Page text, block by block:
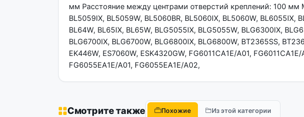
мм Расстояние между центрами отверстий креплений: 100 мм
BL5059IX, BL5059W, BL5060BR, BL5060IX, BL5060W, BL6055IX,
BL64W, BL65IX, BL65W, BLG5055IX, BLG5055W, BLG6300IX,
BLG6700IX, BLG6700W, BLG6800IX, BLG6800W, BT2365SS,
EK446W, ES7060W, ESK4320GW, FG6011CA1E/A01,
FG6055EA1E/A01, FG6055EA1E/A02,
Смотрите также Похожие Из этой категории